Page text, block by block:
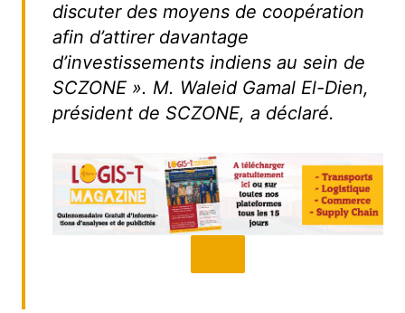
discuter des moyens de coopération
afin d’attirer davantage
d’investissements indiens au sein de
SCZONE ». M. Waleid Gamal El-Dien,
président de SCZONE, a déclaré.